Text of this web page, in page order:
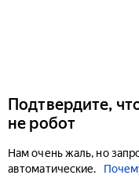
Подтвердите,
не робот
Нам очень жаль, но
автоматические.